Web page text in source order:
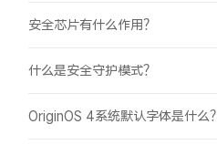
安全芯片有什么作用？
什么是安全守护模式？
OriginOS 4系统默认字体是什么？